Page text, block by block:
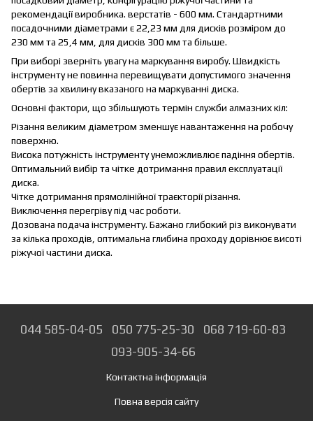
рекомендації виробника. верстатів - 600 мм. Стандартними
посадочними діаметрами є 22,23 мм для дисків розміром до
230 мм та 25,4 мм, для дисків 300 мм та більше.
При виборі зверніть увагу на маркування виробу. Швидкість
інструменту не повинна перевищувати допустимого значення
обертів за хвилину вказаного на маркуванні диска.
Основні фактори, що збільшують термін служби алмазних кіл:
Різання великим діаметром зменшує навантаження на робочу
поверхню.
Висока потужність інструменту унеможливлює падіння обертів.
Оптимальний вибір та чітке дотримання правил експлуатації
диска.
Чітке дотримання прямолінійної траєкторії різання.
Виключення перегріву під час роботи.
Дозована подача інструменту. Бажано глибокий різ виконувати
за кілька проходів, оптимальна глибина проходу дорівнює висоті
ріжучої частини диска.
044 585-04-05 050 775-25-30
068 719-60-83
093-905-34-66
Контактна інформація
Повна версія сайту